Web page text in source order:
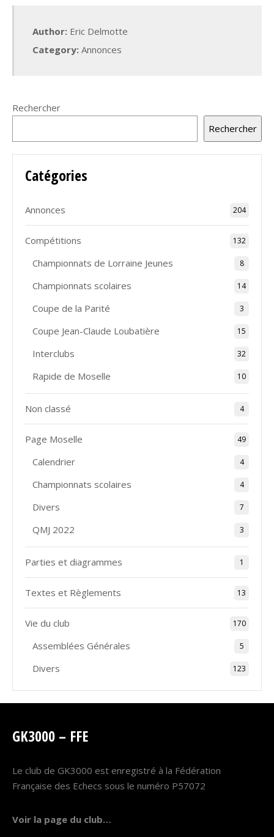
Author: Eric Delmotte
Category: Annonces
Rechercher
Rechercher
Catégories
Annonces 204
Compétitions 132
Championnats de Lorraine Jeunes 8
Championnats scolaires 14
Coupe de la Parité 3
Coupe Jean-Claude Loubatière 15
Interclubs 32
Rapide de Moselle 10
Non classé 4
Page Moselle 49
Calendrier 4
Championnats scolaires 4
Divers 7
QMJ 2022 3
Parties et diagrammes 1
Textes et Règlements 13
Vie du club 170
Assemblées Générales 5
Divers 123
GK3000 – FFE
Le club de GK3000 est enregistré à la Fédération
Française des Echecs sous le numéro P57072
Voir la page du club…